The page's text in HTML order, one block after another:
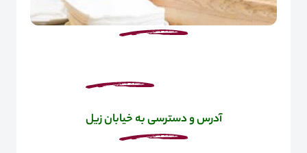
آدرس و دسترسی به خیابان زیل